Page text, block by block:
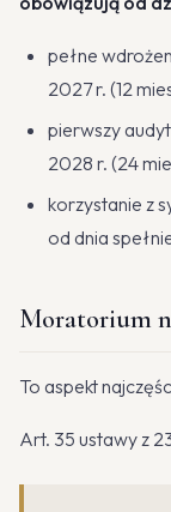
pełne
2027 r. (12
pierwszy
2028 r. (24
korzystanie z
od dnia
Moratorium
To aspekt
Art. 35 ustawy z